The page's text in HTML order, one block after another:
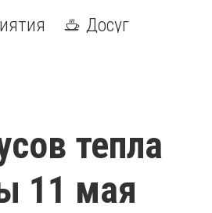
Досуг
тепла
11 мая